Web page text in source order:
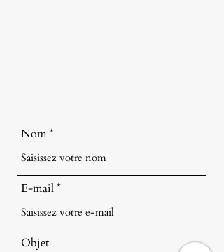
Nom
E-mail
Objet